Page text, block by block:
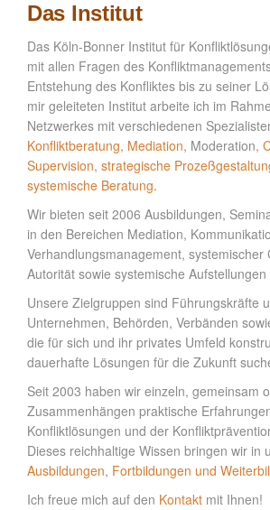
Das Institut
Das Köln-Bonner Institut für
mit allen Fragen des
Entstehung des Konfliktes bis zu seiner
mir geleiteten Institut arbeite ich im
Netzwerkes mit verschiedenen
Konfliktberatung, Mediation, Moderation,
Supervision, strategische
systemische Beratung.
Wir bieten seit 2006 Ausbildungen,
in den Bereichen Mediation,
Verhandlungsmanagement, systemischer
Autorität sowie systemische Aufstellungen
Unsere Zielgruppen sind Führungskräfte
Unternehmen, Behörden, Verbänden
die für sich und ihr privates Umfeld
dauerhafte Lösungen für die Zukunft
Seit 2003 haben wir einzeln, gemeinsam
Zusammenhängen praktische
Konfliktlösungen und der
Dieses reichhaltige Wissen bringen wir in
Ausbildungen, Fortbildungen und
Ich freue mich auf den Kontakt mit Ihnen!